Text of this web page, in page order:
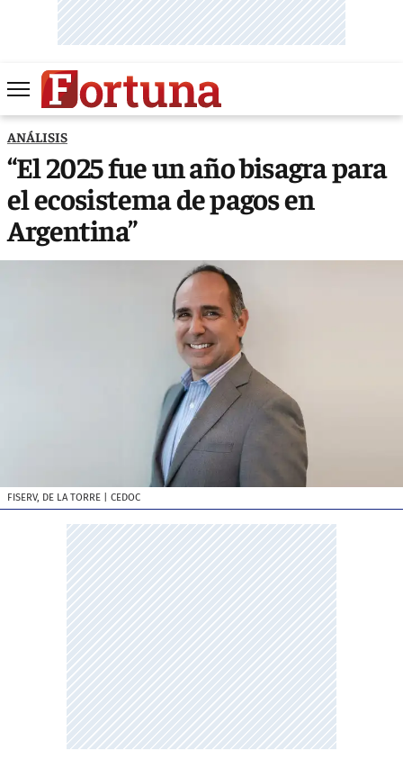
ANÁLISIS
“El 2025 fue un año bisagra para
el ecosistema de pagos en
Argentina”
FISERV, DE LA TORRE | CEDOC